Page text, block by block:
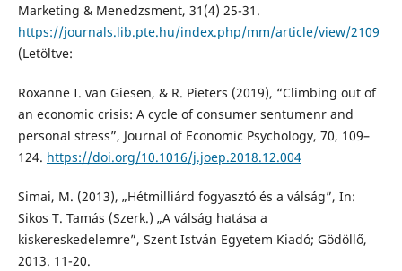
Marketing & Menedzsment, 31(4) 25-31.
https://journals.lib.pte.hu/index.php/mm/article/view/2109
(Letöltve:
Roxanne I. van Giesen, & R. Pieters (2019), “Climbing out of
an economic crisis: A cycle of consumer sentumenr and
personal stress”, Journal of Economic Psychology, 70, 109–
124. https://doi.org/10.1016/j.joep.2018.12.004
Simai, M. (2013), „Hétmilliárd fogyasztó és a válság”, In:
Sikos T. Tamás (Szerk.) „A válság hatása a
kiskereskedelemre”, Szent István Egyetem Kiadó; Gödöllő,
2013. 11-20.